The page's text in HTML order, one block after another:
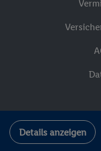
Details anzeigen